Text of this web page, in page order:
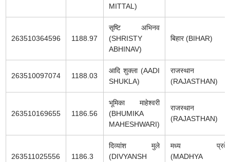
MITTAL)
263510364596 1188.97
सृष्टि अभिनव
(SHRISTY
ABHINAV)
बिहार (BIHAR)
263510097074 1188.03
आदि शुक्ला (AADI
SHUKLA)
राजस्थान
(RAJASTHAN)
263510169655 1186.56
भूमिका माहेश्वरी
(BHUMIKA
MAHESHWARI)
राजस्थान
(RAJASTHAN)
263511025556 1186.3
दिव्यांश मुले
(DIVYANSH
मध्य
(MADHYA